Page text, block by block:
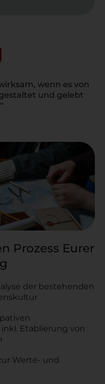
wenn es von
und gelebt
Prozess Eurer
der bestehenden
Etablierung von
Werte- und